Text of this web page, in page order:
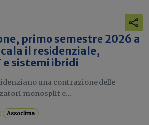
primo semestre 2026 a
il residenziale,
e sistemi ibridi
una contrazione delle
monosplit e...
Assoclima